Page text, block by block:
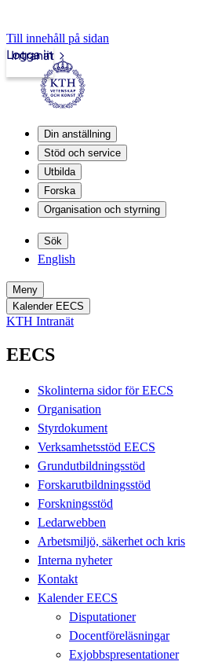
Till innehåll på sidan
Intranät
Logga in
Din anställning
Stöd och service
Utbilda
Forska
Organisation och styrning
Sök
English
Meny
Kalender EECS
KTH Intranät
EECS
Skolinterna sidor för EECS
Organisation
Styrdokument
Verksamhetsstöd EECS
Grundutbildningsstöd
Forskarutbildningsstöd
Forskningsstöd
Ledarwebben
Arbetsmiljö, säkerhet och kris
Interna nyheter
Kontakt
Kalender EECS
Disputationer
Docentföreläsningar
Exjobbspresentationer